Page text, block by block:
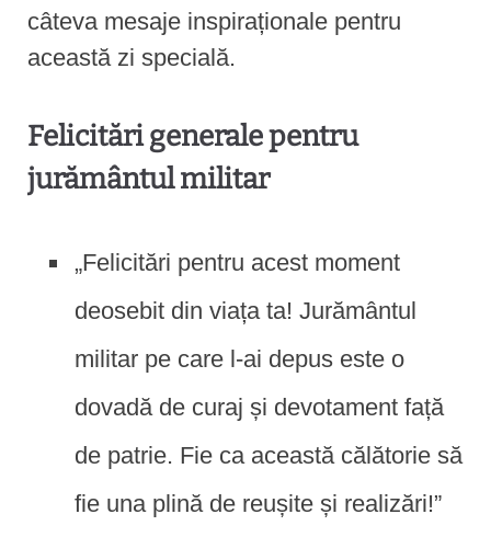
câteva mesaje inspiraționale pentru
această zi specială.
Felicitări generale pentru
jurământul militar
„Felicitări pentru acest moment
deosebit din viața ta! Jurământul
militar pe care l-ai depus este o
dovadă de curaj și devotament față
de patrie. Fie ca această călătorie să
fie una plină de reușite și realizări!”